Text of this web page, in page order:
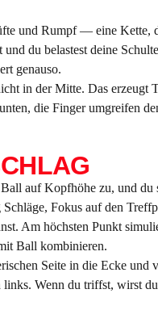
und Rumpf — eine Kette,
du belastest deine
genauso.
in der Mitte. Das erzeugt
die Finger umgreifen
auf Kopfhöhe zu, und
Fokus auf den
Am höchsten Punkt
Ball kombinieren.
Seite in die Ecke und
Wenn du triffst, wirst